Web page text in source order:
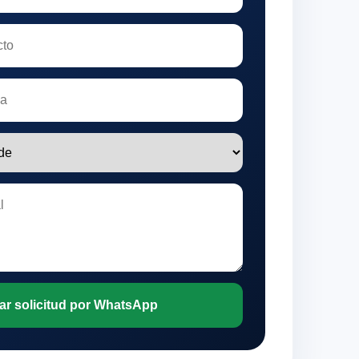
solicitud por WhatsApp